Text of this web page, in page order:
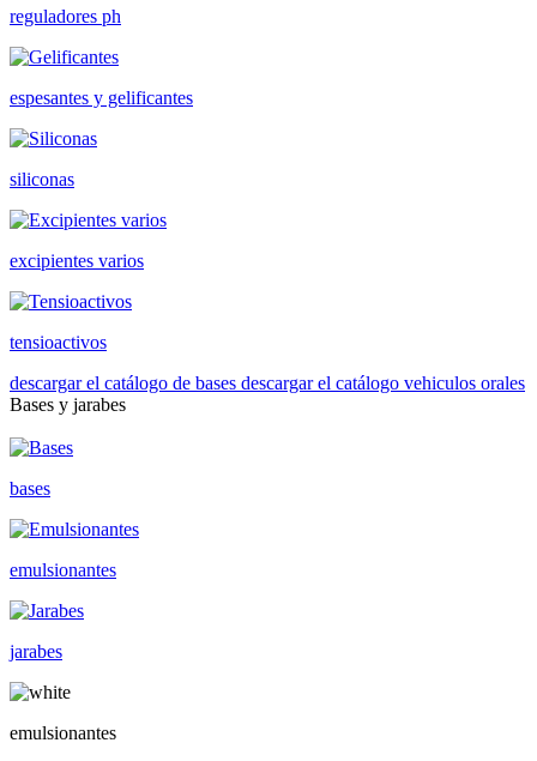
reguladores ph
espesantes y gelificantes
siliconas
excipientes varios
tensioactivos
descargar el catálogo de bases descargar el catálogo vehiculos orales
Bases y jarabes
bases
emulsionantes
jarabes
emulsionantes